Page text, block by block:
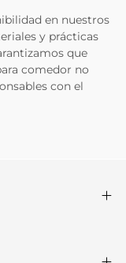
en nuestros
y prácticas
que
comedor no
con el